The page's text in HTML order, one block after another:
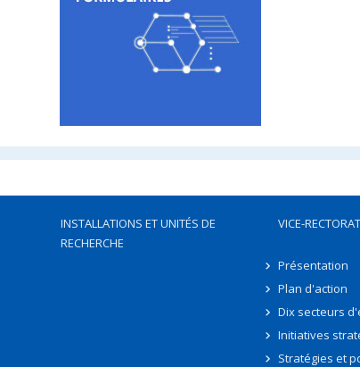
INSTALLATIONS ET UNITÉS DE
RECHERCHE
VICE-
Présentation
Plan d'action
Dix secteurs
Initiatives
Stratégies et